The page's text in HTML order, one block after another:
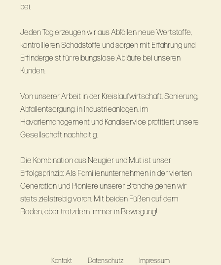
bei.
Jeden Tag erzeugen wir aus Abfällen neue Wertstoffe,
kontrollieren Schadstoffe und sorgen mit Erfahrung und
Erfindergeist für reibungslose Abläufe bei unseren
Kunden.
Von unserer Arbeit in der Kreislaufwirtschaft, Sanierung,
Abfallentsorgung, in Industrieanlagen, im
Havariemanagement und Kanalservice profitiert unsere
Gesellschaft nachhaltig.
Die Kombination aus Neugier und Mut ist unser
Erfolgsprinzip: Als Familienunternehmen in der vierten
Generation und Pioniere unserer Branche gehen wir
stets zielstrebig voran. Mit beiden Füßen auf dem
Boden, aber trotzdem immer in Bewegung!
Kontakt Datenschutz Impressum